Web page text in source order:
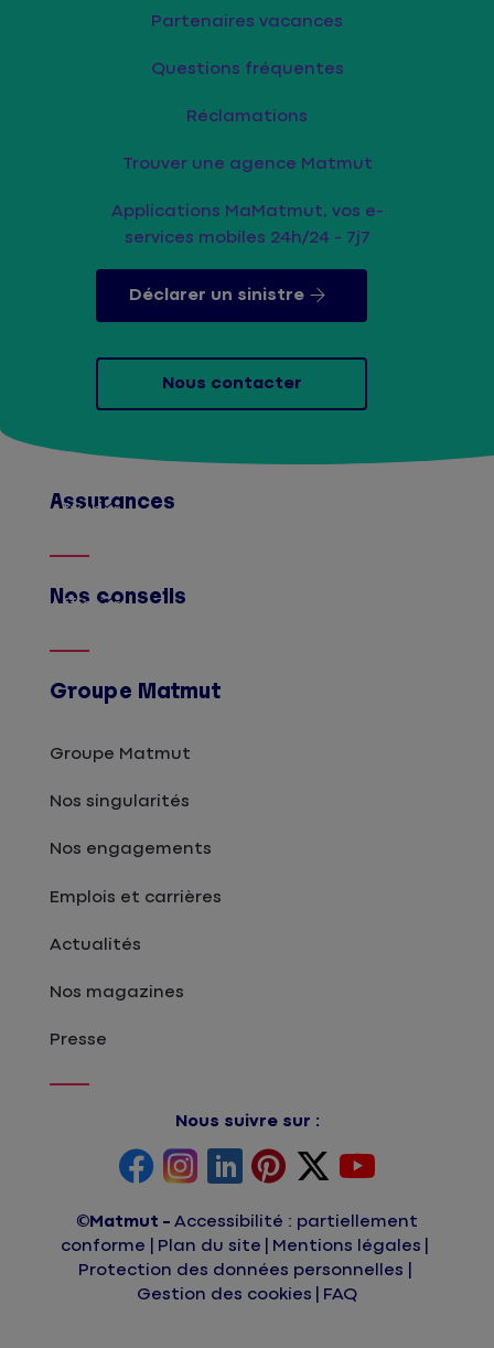
Partenaires vacances
Questions fréquentes
Réclamations
Trouver une agence Matmut
Applications MaMatmut, vos e-
services mobiles 24h/24 - 7j7
Déclarer un sinistre
Nous contacter
Assurances
Afficher
Nos conseils
Afficher
Groupe Matmut
Groupe Matmut
Nos singularités
Nos engagements
Emplois et carrières
Actualités
Nos magazines
Presse
Nous suivre sur :
©Matmut
Accessibilité : partiellement
conforme
Plan du site
Mentions légales
Protection des données personnelles
Gestion des cookies
FAQ